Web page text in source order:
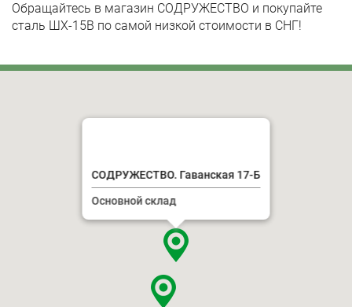
Обращайтесь в магазин СОДРУЖЕСТВО и покупайте
сталь ШХ-15В по самой низкой стоимости в СНГ!
СОДРУЖЕСТВО. Гаванская 17-Б
Основной склад